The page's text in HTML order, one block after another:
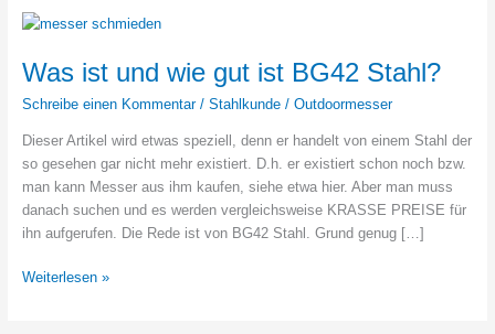
Was ist und wie gut ist BG42 Stahl?
Schreibe einen Kommentar / Stahlkunde/ Outdoormesser
Dieser Artikel wird etwas speziell, denn er handelt von einem Stahl der
so gesehen gar nicht mehr existiert. D.h. er existiert schon noch bzw.
man kann Messer aus ihm kaufen, siehe etwa hier. Aber man muss
danach suchen und es werden vergleichsweise KRASSE PREISE für
ihn aufgerufen. Die Rede ist von BG42 Stahl. Grund genug […]
Was
Weiterlesen »